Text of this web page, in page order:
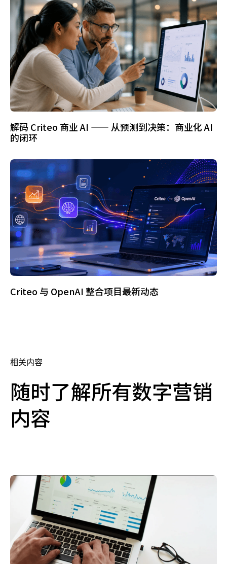
解码 Criteo 商业 AI —— 从预测到决策：商业化 AI
的闭环
Criteo 与 OpenAI 整合项目最新动态
相关内容
随时了解所有数字营销
内容